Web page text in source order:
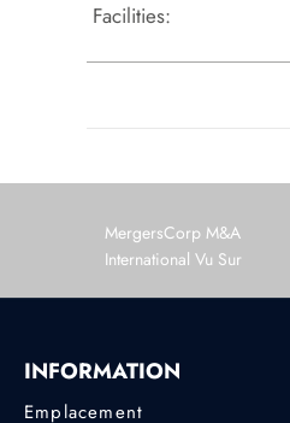
Facilities:
MergersCorp M&A
International Vu Sur
INFORMATION
Emplacement